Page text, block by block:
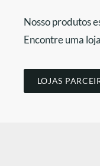
Nosso produtos
Encontre uma
LOJAS